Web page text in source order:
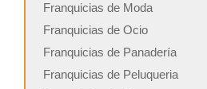
Franquicias de Moda
Franquicias de Ocio
Franquicias de Panadería
Franquicias de Peluqueria